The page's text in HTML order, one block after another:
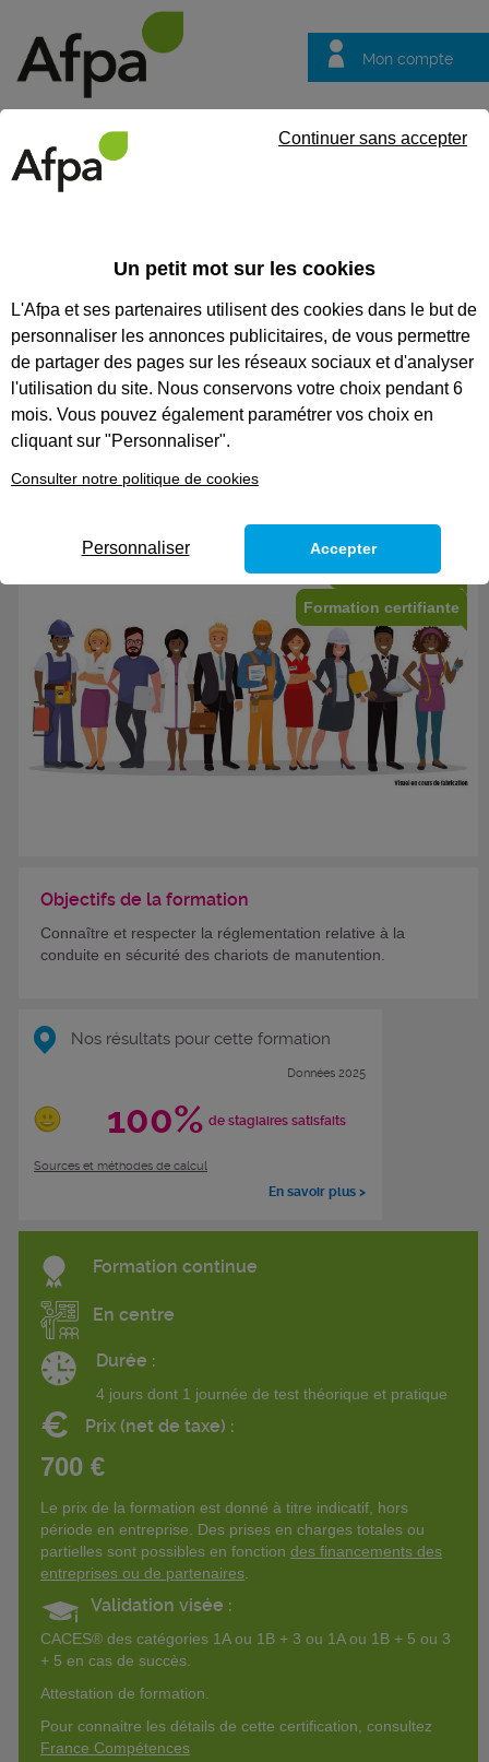
Mon compte
questions
CODES
CACES® R 489 : CAT 1A + 3 OU
1A + 5 OU 3 + 5 - CHARIOTS DE
MANUTENTION -
PRÉPARATION + TEST
Conduire les engins de manutention à
conducteur porté
Eligible au CPF *
Formation certifiante
Objectifs de la formation
Connaître et respecter la réglementation relative à la
conduite en sécurité des chariots de manutention.
Nos résultats pour cette formation
Données 2025
100% de stagiaires satisfaits
Sources et méthodes de calcul
En savoir plus >
Formation continue
En centre
Durée :
4 jours dont 1 journée de test théorique et pratique
€ Prix (net de taxe) :
700 €
Le prix de la formation est donné à titre indicatif, hors
période en entreprise. Des prises en charges totales ou
partielles sont possibles en fonction des financements des
entreprises ou de partenaires
Validation visée :
CACES® des catégories 1A ou 1B + 3 ou 1A ou 1B + 5 ou 3
+ 5 en cas de succès.
Attestation de formation.
Pour connaitre les détails de cette certification, consultez
France Compétences
Un petit mot sur les cookies
L'Afpa et ses partenaires utilisent des cookies dans le but de
personnaliser les annonces publicitaires, de vous permettre
de partager des pages sur les réseaux sociaux et d'analyser
l'utilisation du site. Nous conservons votre choix pendant 6
mois. Vous pouvez également paramétrer vos choix en
cliquant sur "Personnaliser".
Consulter notre politique de cookies
Continuer sans accepter
Personnaliser Accepter